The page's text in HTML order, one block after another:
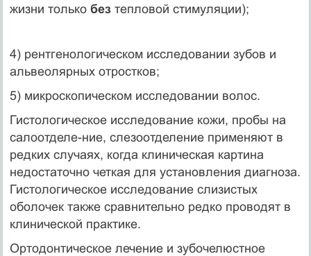
жизни только безтепловой стимуляции);
4) рентгенологическом исследовании зубов и
альвеолярных отростков;
5) микроскопическом исследовании волос.
Гистологическое исследование кожи, пробы на
салоотделе-ние, слезоотделение применяют в
редких случаях, когда кли­ническая картина
недостаточно четкая для установления диаг­ноза.
Гистологическое исследование слизистых
оболочек также сравнительно редко проводят в
клинической практике.
Ортодонтическое лечение и зубочелюстное